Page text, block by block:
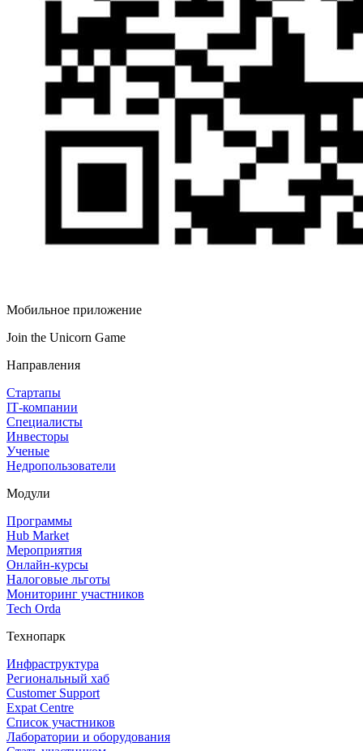
Мобильное приложение
Join the Unicorn Game
Направления
Стартапы
IT‑компании
Специалисты
Инвесторы
Ученые
Недропользователи
Модули
Программы
Hub Market
Мероприятия
Онлайн‑курсы
Налоговые льготы
Мониторинг участников
Tech Orda
Технопарк
Инфраструктура
Региональный хаб
Customer Support
Expat Centre
Список участников
Лаборатории и оборудования